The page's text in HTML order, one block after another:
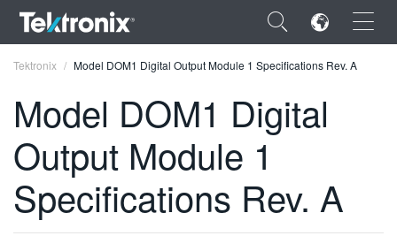
×
ENGLISH
FRANÇAIS
Tektronix Model DOM1 Digital Output Module 1 Specifications Rev. A
Model DOM1 Digital
Output Module 1
Specifications Rev. A